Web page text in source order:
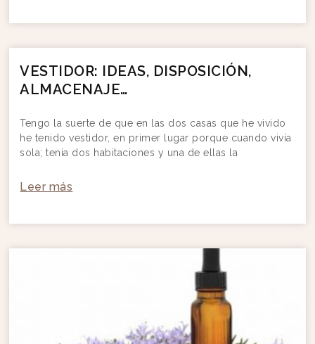
VESTIDOR: IDEAS, DISPOSICIÓN,
ALMACENAJE…
Tengo la suerte de que en las dos casas que he vivido
he tenido vestidor, en primer lugar porque cuando vivía
sola; tenía dos habitaciones y una de ellas la
Leer más